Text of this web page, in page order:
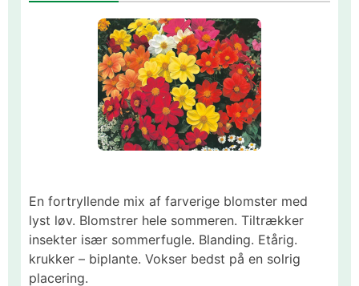
En fortryllende mix af farverige blomster med
lyst løv. Blomstrer hele sommeren. Tiltrækker
insekter især sommerfugle. Blanding. Etårig.
krukker – biplante. Vokser bedst på en solrig
placering.